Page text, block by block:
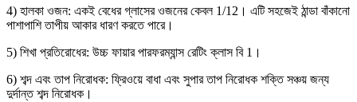
4) হালকা ওজন: একই বেধের গ্লাসের ওজনের কেবল 1/12। এটি সহজেই ঠান্ডা বাঁকানো
পাশাপাশি তাপীয় আকার ধারণ করতে পারে।
5) শিখা প্রতিরোধের: উচ্চ ফায়ার পারফরম্যান্স রেটিং ক্লাস বি 1।
6) শব্দ এবং তাপ নিরোধক: ফ্রিওয়ে বাধা এবং সুপার তাপ নিরোধক শক্তি সঞ্চয় জন্য
দুর্দান্ত শব্দ নিরোধক।